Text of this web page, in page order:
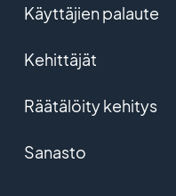
Käyttäjien palaute
Kehittäjät
Räätälöity kehitys
Sanasto